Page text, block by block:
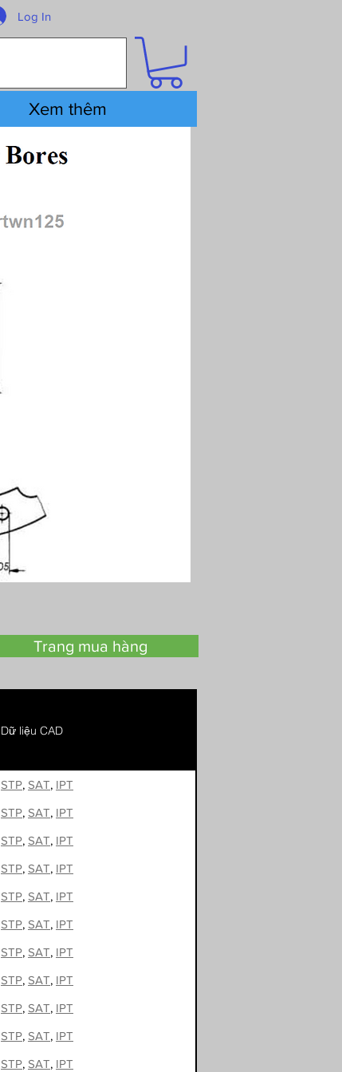
Log In
Xem thêm
Trang mua hàng
Dữ liệu CAD
STP, SAT, IPT
STP, SAT, IPT
STP, SAT, IPT
STP, SAT, IPT
STP, SAT, IPT
STP, SAT, IPT
STP, SAT, IPT
STP, SAT, IPT
STP, SAT, IPT
STP, SAT, IPT
STP, SAT, IPT